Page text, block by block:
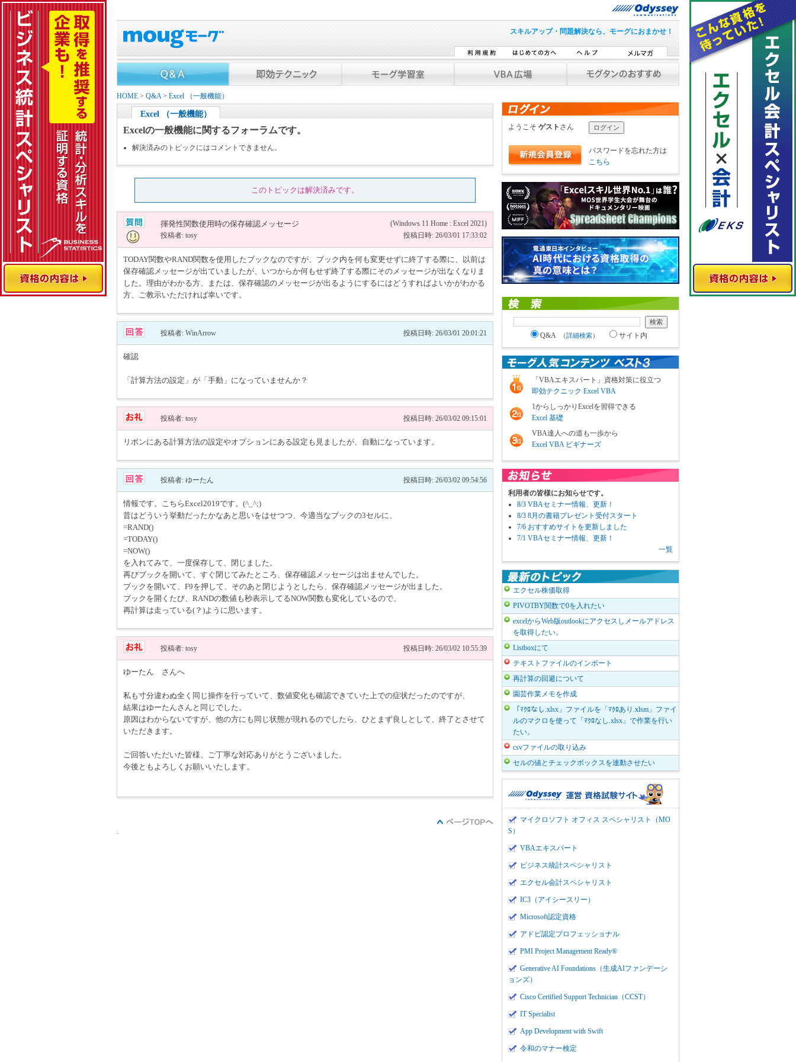
スキルアップ・問題解決なら、モーグにおまかせ！
HOME > Q&A> Excel （一般機能）
Excel （一般機能）
Excelの一般機能に関するフォーラムです。
解決済みのトピックにはコメントできません。
このトピックは解決済みです。
(Windows 11 Home : Excel 2021)
揮発性関数使用時の保存確認メッセージ
投稿日時: 26/03/01 17:33:02
投稿者: tosy
TODAY関数やRAND関数を使用したブックなのですが、ブック内を何も変更せずに終了する際に、以前は
保存確認メッセージが出ていましたが、いつからか何もせず終了する際にそのメッセージが出なくなりま
した。理由がわかる方、または、保存確認のメッセージが出るようにするにはどうすればよいかがわかる
方、ご教示いただければ幸いです。
投稿日時: 26/03/01 20:01:21
投稿者: WinArrow
確認
「計算方法の設定」が「手動」になっていませんか？
投稿日時: 26/03/02 09:15:01
投稿者: tosy
リボンにある計算方法の設定やオプションにある設定も見ましたが、自動になっています。
投稿日時: 26/03/02 09:54:56
投稿者: ゆーたん
情報です。こちらExcel2019です。(^_^;)
昔はどういう挙動だったかなあと思いをはせつつ、今適当なブックの3セルに、
=RAND()
=TODAY()
=NOW()
を入れてみて、一度保存して、閉じました。
再びブックを開いて、すぐ閉じてみたところ、保存確認メッセージは出ませんでした。
ブックを開いて、F9を押して、そのあと閉じようとしたら、保存確認メッセージが出ました。
ブックを開くたび、RANDの数値も秒表示してるNOW関数も変化しているので、
再計算は走っている(？)ように思います。
投稿日時: 26/03/02 10:55:39
投稿者: tosy
ゆーたん さんへ
私も寸分違わぬ全く同じ操作を行っていて、数値変化も確認できていた上での症状だったのですが、
結果はゆーたんさんと同じでした。
原因はわからないですが、他の方にも同じ状態が現れるのでしたら、ひとまず良しとして、終了とさせて
いただきます。
ご回答いただいた皆様、ご丁寧な対応ありがとうございました。
今後ともよろしくお願いいたします。
ようこそ ゲスト さん
パスワードを忘れた方は
こちら
Q&A （詳細検索） サイト内
「VBAエキスパート」資格対策に役立つ
即効テクニック Excel VBA
1からしっかりExcelを習得できる
Excel 基礎
VBA達人への道も一歩から
Excel VBA ビギナーズ
利用者の皆様にお知らせです。
8/3 VBAセミナー情報、更新！
8/3 8月の書籍プレゼント受付スタート
7/6 おすすめサイトを更新しました
7/1 VBAセミナー情報、更新！
一覧
エクセル株価取得
PIVOTBY関数で0を入れたい
excelからWeb版outlookにアクセスしメールアドレス
を取得したい。
Listboxにて
テキストファイルのインポート
再計算の回避について
園芸作業メモを作成
「ﾏｸﾛなし.xlsx」ファイルを「ﾏｸﾛあり.xlsm」ファイ
ルのマクロを使って「ﾏｸﾛなし.xlsx」で作業を行い
たい。
csvファイルの取り込み
セルの値とチェックボックスを連動させたい
マイクロソフト オフィス スペシャリスト（MO
S）
VBAエキスパート
ビジネス統計スペシャリスト
エクセル会計スペシャリスト
IC3（アイシースリー）
Microsoft認定資格
アドビ認定プロフェッショナル
PMI Project Management Ready®
Generative AI Foundations（生成AIファンデーシ
ョンズ）
Cisco Certified Support Technician（CCST）
IT Specialist
App Development with Swift
令和のマナー検定